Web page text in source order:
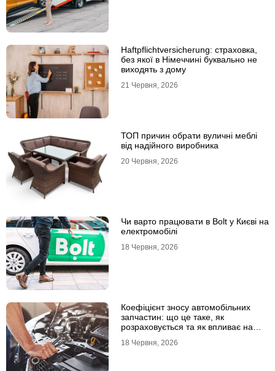
Haftpflichtversicherung: страховка,
без якої в Німеччині буквально не
виходять з дому
21 Червня, 2026
ТОП причин обрати вуличні меблі
від надійного виробника
20 Червня, 2026
Чи варто працювати в Bolt у Києві на
електромобілі
18 Червня, 2026
Коефіцієнт зносу автомобільних
запчастин: що це таке, як
розраховується та як впливає на
18 Червня, 2026